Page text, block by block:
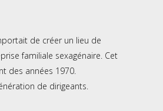
de créer un lieu de
familiale sexagénaire. Cet
des années 1970.
de dirigeants.